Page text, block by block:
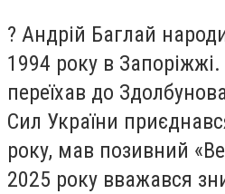
?️ Андрій Баглай
1994 року в
переїхав до
Сил України
року, мав позивний
2025 року вважався